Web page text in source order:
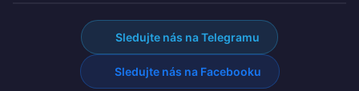
Sledujte nás na Telegramu
Sledujte nás na Facebooku